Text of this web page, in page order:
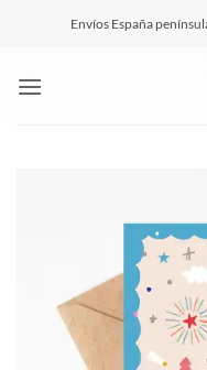
Envíos España